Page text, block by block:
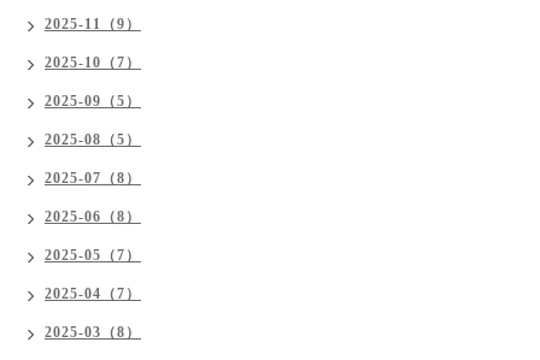
2025-11（9）
2025-10（7）
2025-09（5）
2025-08（5）
2025-07（8）
2025-06（8）
2025-05（7）
2025-04（7）
2025-03（8）